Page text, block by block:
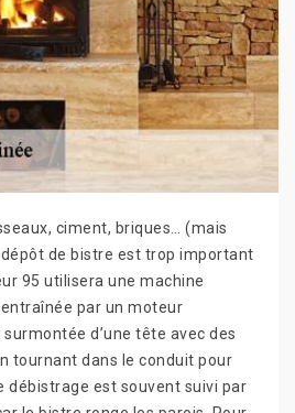
ciment, briques… (mais
de bistre est trop important
95 utilisera une machine
par un moteur
d’une tête avec des
tournant dans le conduit pour
débistrage est souvent suivi par